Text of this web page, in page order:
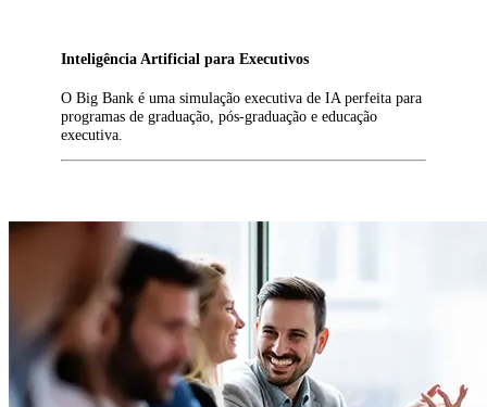
Inteligência Artificial para Executivos
O Big Bank é uma simulação executiva de IA perfeita para
programas de graduação, pós-graduação e educação
executiva.